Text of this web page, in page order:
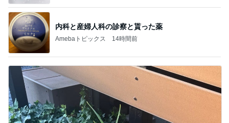
内科と産婦人科の診察と貰った薬
Amebaトピックス 14時間前